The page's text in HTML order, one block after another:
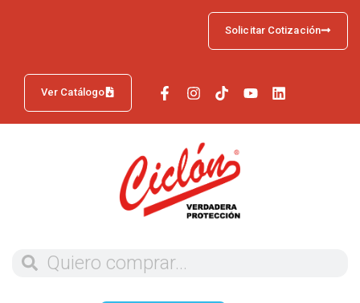
Ver Catálogo
Solicitar Cotización